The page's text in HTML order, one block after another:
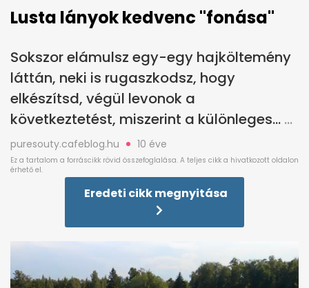
Lusta lányok kedvenc "fonása"
Sokszor elámulsz egy-egy hajköltemény
láttán, neki is rugaszkodsz, hogy
elkészítsd, végül levonok a
következtetést, miszerint a különleges...
puresouty.cafeblog.hu 10 éve
Eredeti cikk megnyitása